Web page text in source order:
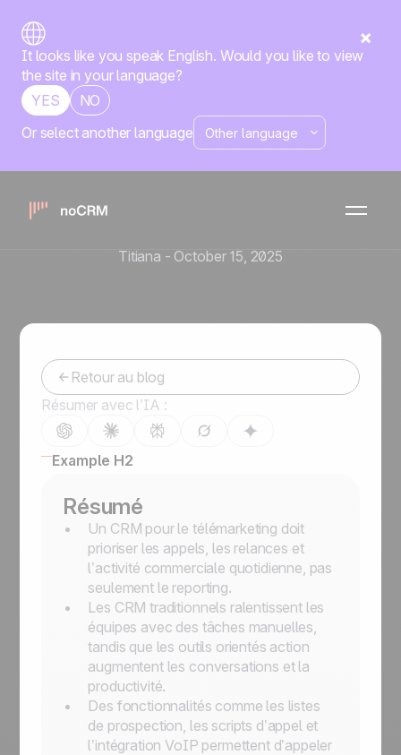
It looks like you speak English. Would you like to view
the site in your language?
YES
NO
Or select another language
Outils de vente et automatisation
CRM pour téléprospection :
comment noCRM accélère
Titiana - October 15, 2025
Retour au blog
Résumer avec l’IA :
Example H2
Résumé
Un CRM pour le télémarketing doit
prioriser les appels, les relances et
l’activité commerciale quotidienne, pas
seulement le reporting.
Les CRM traditionnels ralentissent les
équipes avec des tâches manuelles,
tandis que les outils orientés action
augmentent les conversations et la
productivité.
Des fonctionnalités comme les listes
de prospection, les scripts d’appel et
l’intégration VoIP permettent d’appeler